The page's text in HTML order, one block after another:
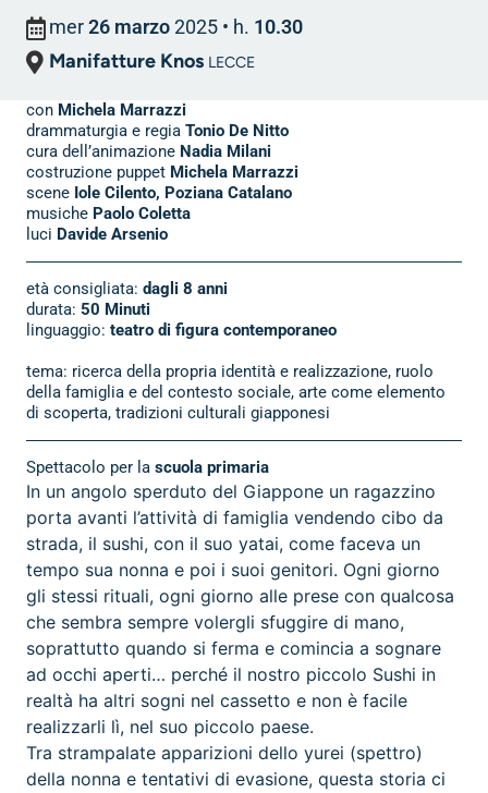
mer26 marzo2025 • h. 10.30
Manifatture Knos LECCE
In un angolo sperduto del Giappone un ragazzino
porta avanti l’attività di famiglia vendendo cibo da
strada, il sushi, con il suo yatai, come faceva un
tempo sua nonna e poi i suoi genitori. Ogni giorno
gli stessi rituali, ogni giorno alle prese con qualcosa
che sembra sempre volergli sfuggire di mano,
soprattutto quando si ferma e comincia a sognare
ad occhi aperti… perché il nostro piccolo Sushi in
realtà ha altri sogni nel cassetto e non è facile
realizzarli lì, nel suo piccolo paese.
Tra strampalate apparizioni dello yurei (spettro)
della nonna e tentativi di evasione, questa storia ci
con Michela Marrazzi
drammaturgia e regia Tonio De Nitto
cura dell’animazione Nadia Milani
costruzione puppet Michela Marrazzi
scene Iole Cilento, Poziana Catalano
musiche Paolo Coletta
luci Davide Arsenio
età consigliata: dagli 8 anni
durata: 50 Minuti
linguaggio: teatro di figura contemporaneo
tema: ricerca della propria identità e realizzazione, ruolo
della famiglia e del contesto sociale, arte come elemento
di scoperta, tradizioni culturali giapponesi
Spettacolo per la scuola primaria